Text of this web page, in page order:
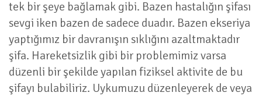
tek bir şeye bağlamak gibi. Bazen hastalığın şifası
sevgi iken bazen de sadece duadır. Bazen ekseriya
yaptığımız bir davranışın sıklığını azaltmaktadır
şifa. Hareketsizlik gibi bir problemimiz varsa
düzenli bir şekilde yapılan fiziksel aktivite de bu
şifayı bulabiliriz. Uykumuzu düzenleyerek de veya